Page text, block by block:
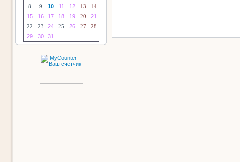
8
9 10 11 12 13
14
15
16 17 18 19 20
21
22
23 24 25 26 27
28
29
30 31